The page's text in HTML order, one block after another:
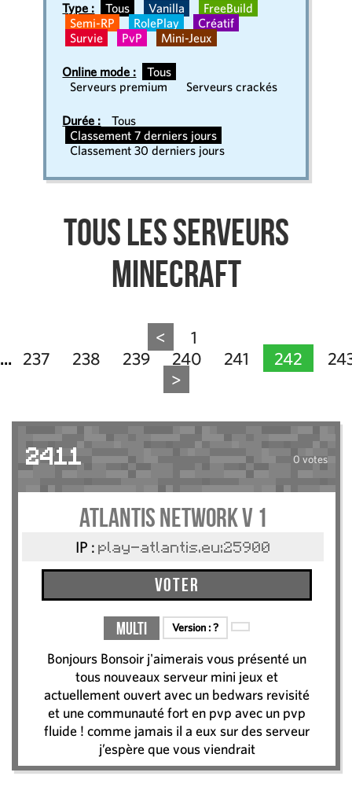
Type : Tous Vanilla
FreeBuild
Semi-RP
RolePlay
Créatif
Survie
PvP Mini-Jeux
Online mode :
Tous
Serveurs premium
Serveurs crackés
Durée :
Tous
Classement 7 derniers jours
Classement 30 derniers jours
Tous les serveurs
Minecraft
< 1
... 237 238 239 240 241 242
>
2411 0 votes
Atlantis Network V 1
IP : play-atlantis.eu:25900
Voter
Multi Version :?
Bonjours Bonsoir j'aimerais vous présenté un
tous nouveaux serveur mini jeux et
actuellement ouvert avec un bedwars revisité
et une communauté fort en pvp avec un pvp
fluide ! comme jamais il a eux sur des serveur
j’espère que vous viendrait